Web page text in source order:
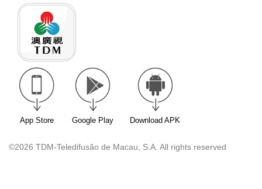
App Store Google Play Download APK
©2026 TDM-Teledifusão de Macau, S.A. All rights reserved